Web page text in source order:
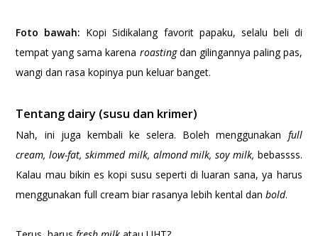
Foto bawah: Kopi Sidikalang favorit papaku, selalu beli di
tempat yang sama karena roastingdan gilingannya paling pas,
wangi dan rasa kopinya pun keluar banget.
Tentang dairy (susu dan krimer)
Nah, ini juga kembali ke selera. Boleh menggunakan full
cream, low-fat, skimmed milk, almond milk, soy milk, bebassss.
Kalau mau bikin es kopi susu seperti di luaran sana, ya harus
menggunakan full cream biar rasanya lebih kental danbold.